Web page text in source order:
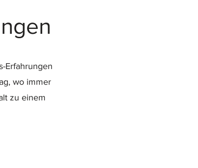
Erfahrungen
wo immer
zu einem